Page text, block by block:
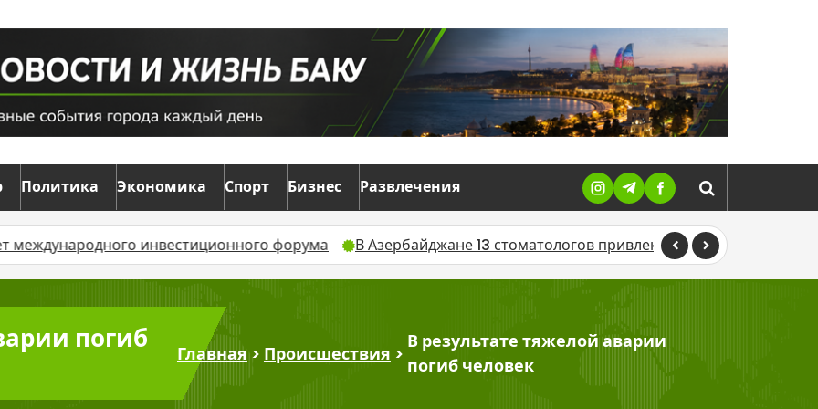
Политика Экономика Спорт Бизнес Развлечения
инвестиционного форума В Азербайджане 13 стоматологов привлекли к ответственности после
погиб
Главная> Происшествия >
В результате тяжелой аварии
погиб человек